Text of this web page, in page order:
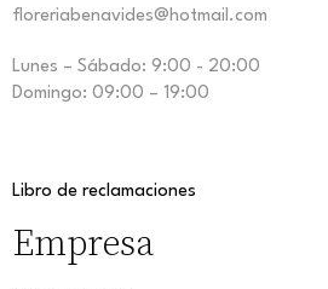
floreriabenavides@hotmail.com
Lunes – Sábado: 9:00 - 20:00
Domingo: 09:00 – 19:00
Libro de reclamaciones
Empresa